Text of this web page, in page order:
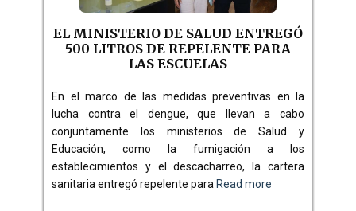
EL MINISTERIO DE SALUD ENTREGÓ
500 LITROS DE REPELENTE PARA
LAS ESCUELAS
En el marco de las medidas preventivas en la
lucha contra el dengue, que llevan a cabo
conjuntamente los ministerios de Salud y
Educación, como la fumigación a los
establecimientos y el descacharreo, la cartera
sanitaria entregó repelente para Read more